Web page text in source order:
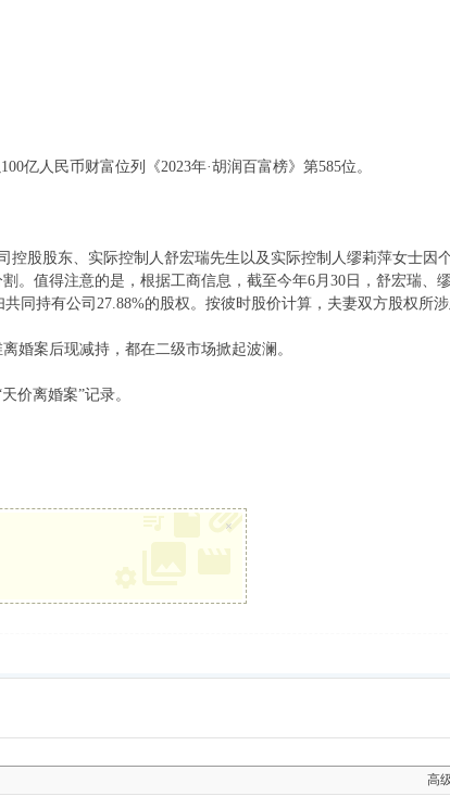
亿人民币财富位列《2023年·胡润百富榜》第585位。
控股股东、实际控制人舒宏瑞先生以及实际控制人缪莉萍女士因
。值得注意的是，根据工商信息，截至今年6月30日，舒宏瑞、
同持有公司27.88%的股权。按彼时股价计算，夫妻双方股权所涉
婚案后现减持，都在二级市场掀起波澜。
价离婚案”记录。
×
高